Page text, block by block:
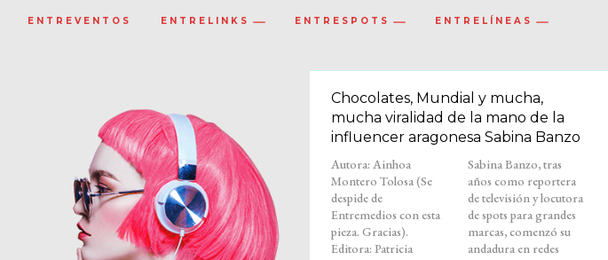
ENTREVENTOS ENTRELINKS ENTRESPOTS ENTRELÍNEAS
Chocolates, Mundial y mucha,
mucha viralidad de la mano de la
influencer aragonesa Sabina Banzo
Autora: Ainhoa
Montero Tolosa (Se
despide de
Entremedios con esta
pieza. Gracias).
Editora: Patricia
Sabina Banzo, tras
años como reportera
de televisión y locutora
de spots para grandes
marcas, comenzó su
andadura en redes